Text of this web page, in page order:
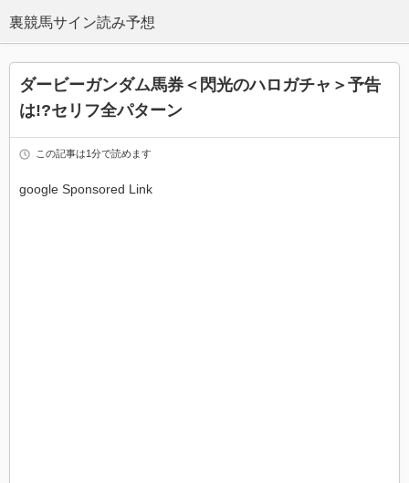
ダービーガンダム馬券＜閃光のハロガチャ＞予告
は!?セリフ全パターン
この記事は1分で読めます
google Sponsored Link